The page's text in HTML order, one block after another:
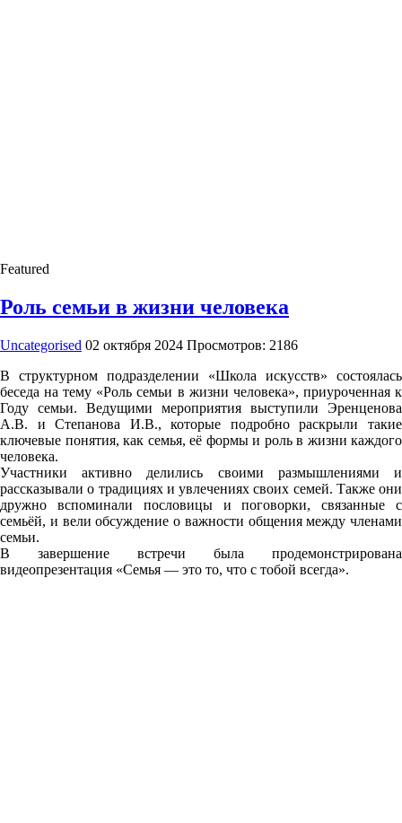
Featured
Роль семьи в жизни человека
Uncategorised 02 октября 2024 Просмотров: 2186
В структурном подразделении «Школа искусств» состоялась
беседа на тему «Роль семьи в жизни человека», приуроченная к
Году семьи. Ведущими мероприятия выступили Эренценова
А.В. и Степанова И.В., которые подробно раскрыли такие
ключевые понятия, как семья, её формы и роль в жизни каждого
человека.
Участники активно делились своими размышлениями и
рассказывали о традициях и увлечениях своих семей. Также они
дружно вспоминали пословицы и поговорки, связанные с
семьёй, и вели обсуждение о важности общения между членами
семьи.
В завершение встречи была продемонстрирована
видеопрезентация «Семья — это то, что с тобой всегда».